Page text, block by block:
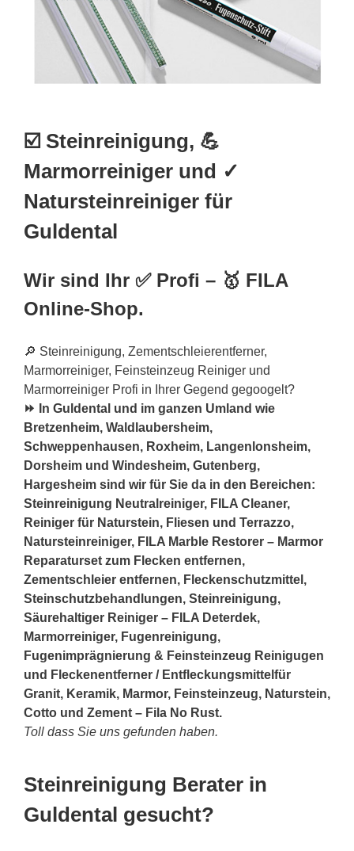
☑️ Steinreinigung, 💪
Marmorreiniger und ✓
Natursteinreiniger für
Guldental
Wir sind Ihr ✅ Profi – 🥇 FILA
Online-Shop.
🔎 Steinreinigung, Zementschleierentferner,
Marmorreiniger, Feinsteinzeug Reiniger und
Marmorreiniger Profi in Ihrer Gegend gegoogelt?
⏩ In Guldental und im ganzen Umland wie
Bretzenheim, Waldlaubersheim,
Schweppenhausen, Roxheim, Langenlonsheim,
Dorsheim und Windesheim, Gutenberg,
Hargesheim sind wir für Sie da in den Bereichen:
Steinreinigung Neutralreiniger, FILA Cleaner,
Reiniger für Naturstein, Fliesen und Terrazzo,
Natursteinreiniger, FILA Marble Restorer – Marmor
Reparaturset zum Flecken entfernen,
Zementschleier entfernen, Fleckenschutzmittel,
Steinschutzbehandlungen, Steinreinigung,
Säurehaltiger Reiniger – FILA Deterdek,
Marmorreiniger, Fugenreinigung,
Fugenimprägnierung & Feinsteinzeug Reinigugen
und Fleckenentferner / Entfleckungsmittelfür
Granit, Keramik, Marmor, Feinsteinzeug, Naturstein,
Cotto und Zement – Fila No Rust.
Toll dass Sie uns gefunden haben.
Steinreinigung Berater in
Guldental gesucht?